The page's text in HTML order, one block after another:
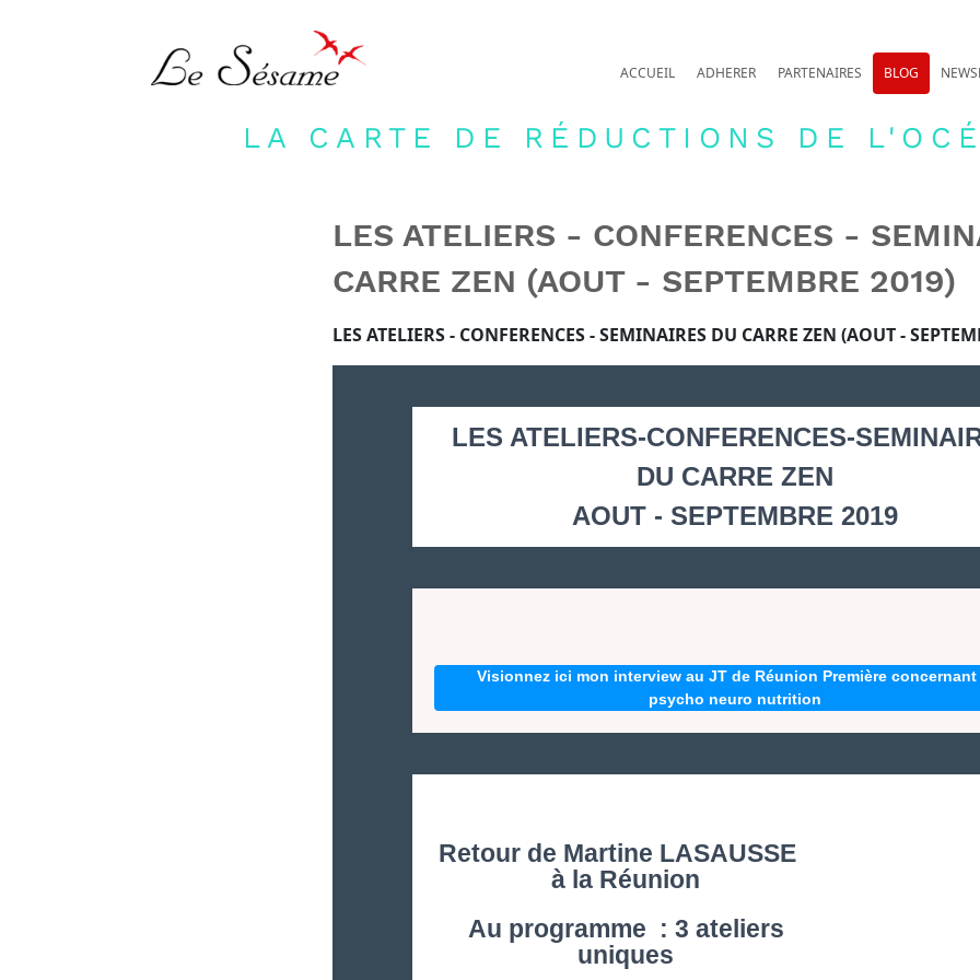
ACCUEIL ADHERER PARTENAIRES BLOG
LA CARTE DE RÉDUCTIONS DE
LES ATELIERS - CONFERENCES -
CARRE ZEN (AOUT - SEPTEMBRE 2019)
LES ATELIERS - CONFERENCES - SEMINAIRES DU CARRE ZEN (AOUT -
LES ATELIERS-CONFERENCES-
DU CARRE ZEN
AOUT - SEPTEMBRE 2019
Visionnez ici mon interview au JT de Réunion Première concernant
psycho neuro nutrition
Retour de Martine LASAUSSE
à la Réunion
Au programme : 3 ateliers
uniques